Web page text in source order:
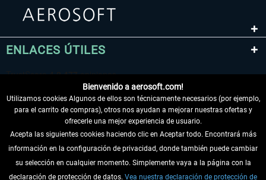
ENLACES ÚTILES
DESISTIR DEL CONTRATO
Bienvenido a aerosoft.com!
Utilizamos cookies Algunos de ellos son técnicamente necesarios (por ejemplo,
para el carrito de compras), otros nos ayudan a mejorar nuestras ofertas y
ofrecerle una mejor experiencia de usuario.
Acepta las siguientes cookies haciendo clic en Aceptar todo. Encontrará más
información en la configuración de privacidad, donde también puede cambiar
su selección en cualquier momento. Simplemente vaya a la página con la
declaración de protección de datos. Vea nuestra declaración de protección de